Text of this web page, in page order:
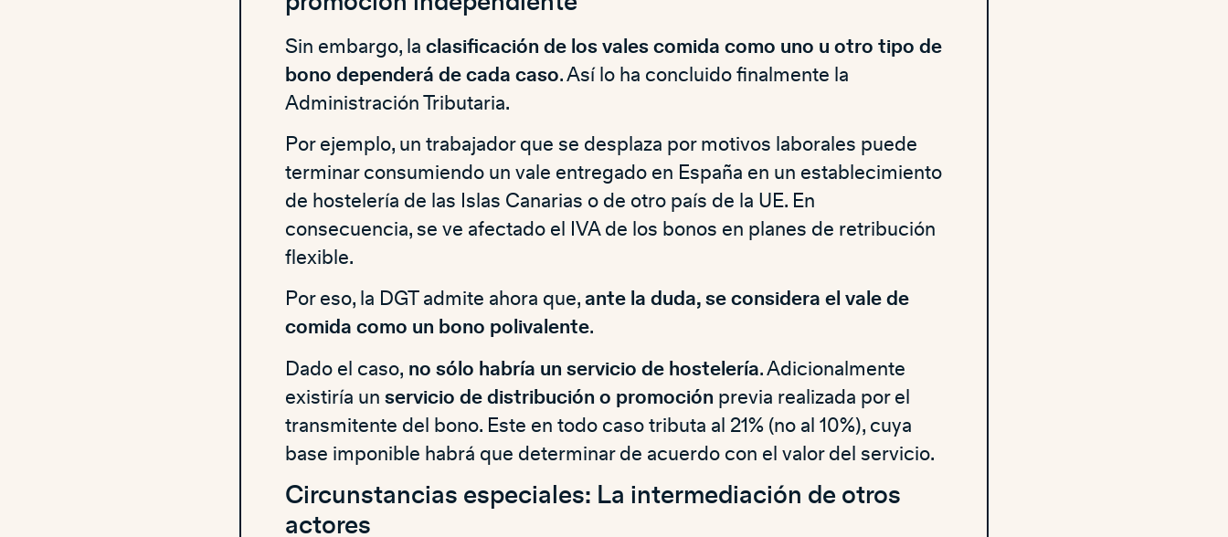
Sin embargo, la clasificación de los vales comida como uno u otro tipo de
bono dependerá de cada caso. Así lo ha concluido finalmente la
Administración Tributaria.
Por ejemplo, un trabajador que se desplaza por motivos laborales puede
terminar consumiendo un vale entregado en España en un establecimiento
de hostelería de las Islas Canarias o de otro país de la UE. En
consecuencia, se ve afectado el IVA de los bonos en planes de retribución
flexible.
Por eso, la DGT admite ahora que, ante la duda, se considera el vale de
comida como un bono polivalente.
Dado el caso, no sólo habría un servicio de hostelería. Adicionalmente
existiría un servicio de distribución o promoción previa realizada por el
transmitente del bono. Este en todo caso tributa al 21% (no al 10%), cuya
base imponible habrá que determinar de acuerdo con el valor del servicio.
Circunstancias especiales: La intermediación de otros
actores